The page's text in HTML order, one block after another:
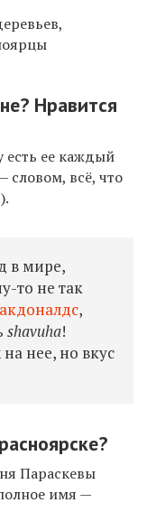
Нравится
есть ее каждый
всё, что
в мире,
то не так
,
shavuha!
нее, но вкус
Параскевы
имя —